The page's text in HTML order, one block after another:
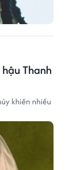
Thanh
khiến nhiều